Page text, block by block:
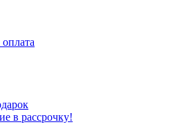
в рассрочку!